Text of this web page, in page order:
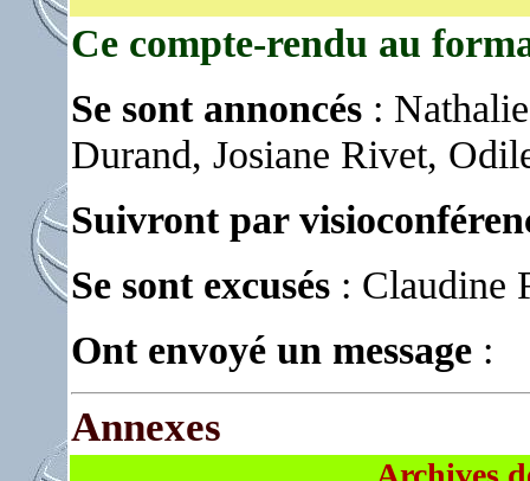
Ce compte-rendu au
Se sont annoncés :
Durand, Josiane Rivet,
Suivront par
Se sont excusés : Claudine
Ont envoyé un message :
Annexes